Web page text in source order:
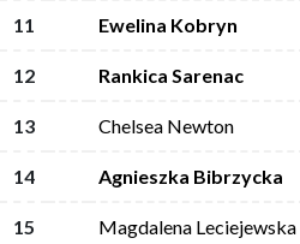
11 Ewelina Kobryn
12 Rankica Sarenac
13 Chelsea Newton
14 Agnieszka Bibrzycka
15 Magdalena Leciejewska
11 Ewelina Kobryn
12 Rankica Sarenac
13 Chelsea Newton
14 Agnieszka Bibrzycka
15 Magdalena Leciejewska